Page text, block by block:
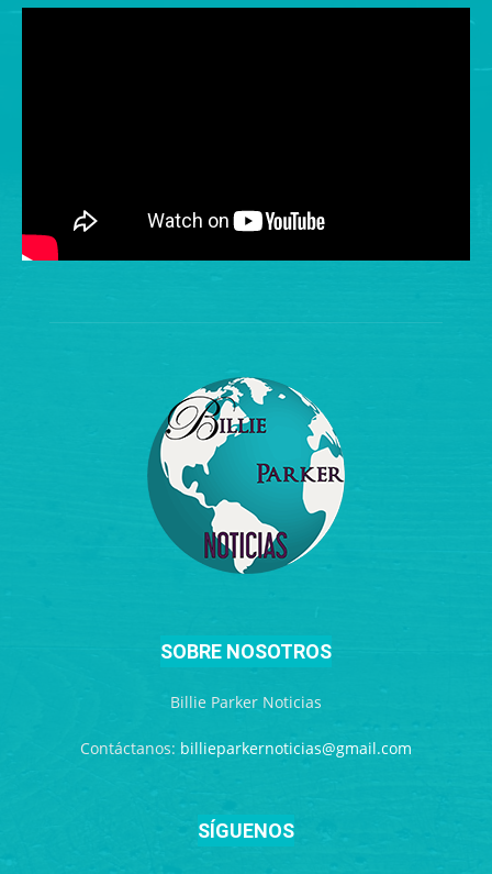
SOBRE NOSOTROS
Billie Parker Noticias
Contáctanos: billieparkernoticias@gmail.com
SÍGUENOS